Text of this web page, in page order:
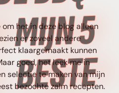
• ZALM
MIJN 5
het in deze blog alleen
er zoveel andere
klaargemaakt kunnen
goed, het leek me in
selectie te maken van mijn
bezochte zalm recepten.